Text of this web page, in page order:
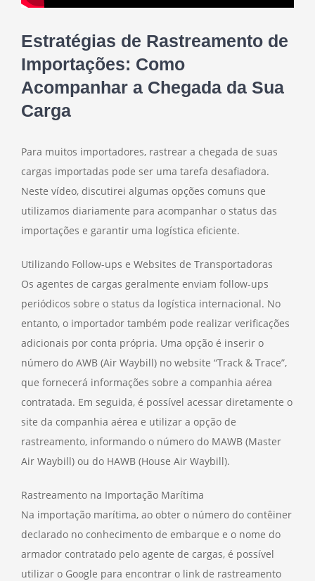
Estratégias de Rastreamento de
Importações: Como
Acompanhar a Chegada da Sua
Carga
Para muitos importadores, rastrear a chegada de suas
cargas importadas pode ser uma tarefa desafiadora.
Neste vídeo, discutirei algumas opções comuns que
utilizamos diariamente para acompanhar o status das
importações e garantir uma logística eficiente.
Utilizando Follow-ups e Websites de Transportadoras
Os agentes de cargas geralmente enviam follow-ups
periódicos sobre o status da logística internacional. No
entanto, o importador também pode realizar verificações
adicionais por conta própria. Uma opção é inserir o
número do AWB (Air Waybill) no website “Track & Trace”,
que fornecerá informações sobre a companhia aérea
contratada. Em seguida, é possível acessar diretamente o
site da companhia aérea e utilizar a opção de
rastreamento, informando o número do MAWB (Master
Air Waybill) ou do HAWB (House Air Waybill).
Rastreamento na Importação Marítima
Na importação marítima, ao obter o número do contêiner
declarado no conhecimento de embarque e o nome do
armador contratado pelo agente de cargas, é possível
utilizar o Google para encontrar o link de rastreamento